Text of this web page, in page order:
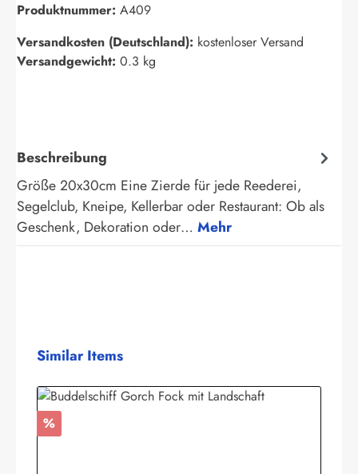
Produktnummer: A409
Versandkosten (Deutschland): kostenloser Versand
Versandgewicht: 0.3 kg
Beschreibung
Größe 20x30cm Eine Zierde für jede Reederei,
Segelclub, Kneipe, Kellerbar oder Restaurant: Ob als
Geschenk, Dekoration oder… Mehr
Produktgalerie überspringen
Similar Items
Rabatt
%